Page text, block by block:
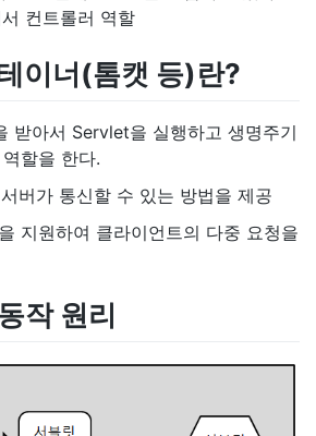
컨트롤러 역할
이너(톰캣 등)란?
받아서 Servlet을 실행하고 생명주기
할을 한다.
버가 통신할 수 있는 방법을 제공
지원하여 클라이언트의 다중 요청을
작 원리